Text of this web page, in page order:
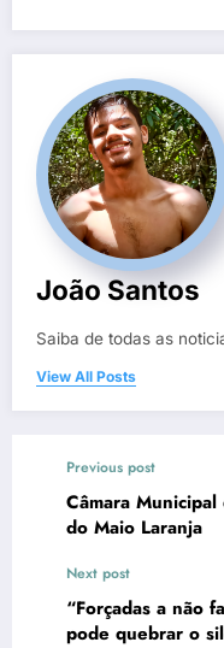
João Santos
Saiba de todas as
View All Posts
Previous post
Câmara
do Maio Laranja
Next post
“Forçadas a não
pode quebrar o